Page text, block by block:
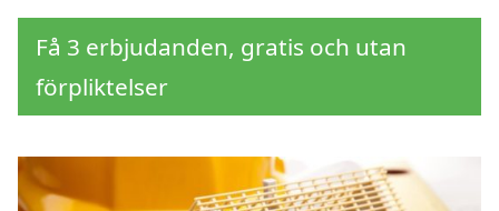
Få 3 erbjudanden, gratis och utan
förpliktelser